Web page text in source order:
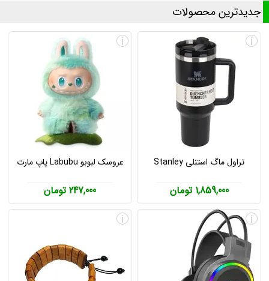
جدیدترین محصولات
تراول ماگ استنلی Stanley
1,859,000 تومان
i
عروسک لبوبو Labubu پاپ مارت
247,000 تومان
i
i
i